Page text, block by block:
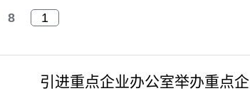
8
引进重点企业办公室举办重点